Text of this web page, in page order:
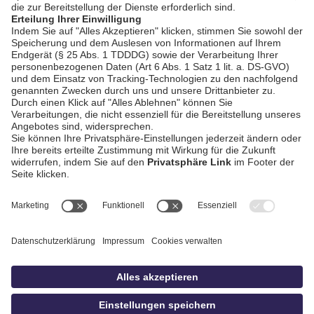
AGB / Gewinnspiele
Datenschutz
Impressum
idowa